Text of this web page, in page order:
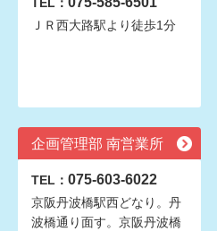
ＪＲ西大路駅より徒歩1分
企画管理部 南営業所
TEL： 075-603-6022
京阪丹波橋駅西どなり。丹
波橋通り面す。京阪丹波橋